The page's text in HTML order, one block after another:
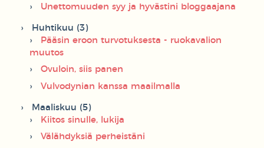
Unettomuuden syy ja hyvästini bloggaajana
Huhtikuu (3)
Pääsin eroon turvotuksesta - ruokavalion
muutos
Ovuloin, siis panen
Vulvodynian kanssa maailmalla
Maaliskuu (5)
Kiitos sinulle, lukija
Välähdyksiä perheistäni